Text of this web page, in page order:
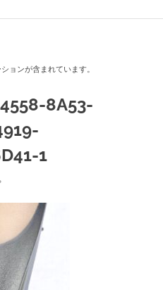
ョンが含まれています。
8A53-
1